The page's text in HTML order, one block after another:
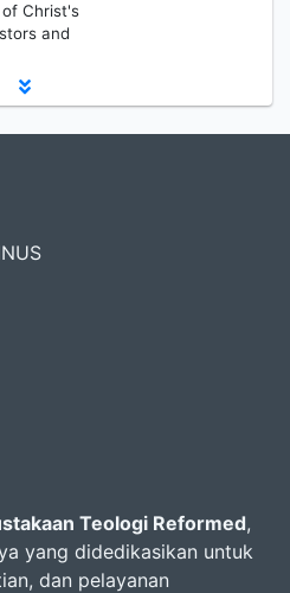
Christ's
and
Teologi Reformed,
yang didedikasikan untuk
dan pelayanan